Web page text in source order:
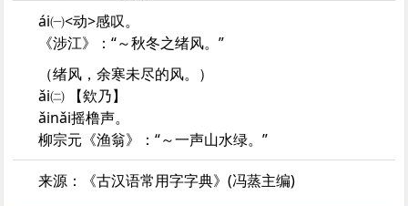
ái㈠<动>感叹。
《涉江》：“～秋冬之绪风。”
（绪风，余寒未尽的风。）
ǎi㈡ 【欸乃】
ǎinǎi摇橹声。
柳宗元《渔翁》：“～一声山水绿。”
来源：《古汉语常用字字典》(冯蒸主编)